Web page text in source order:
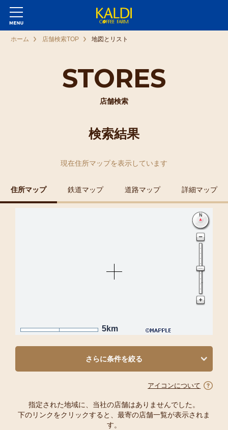
STORES
店舗検索
ホーム 店舗検索TOP 地図とリスト
検索結果
現在住所マップを表示しています
住所マップ 鉄道マップ 道路マップ 詳細マップ
5km
さらに条件を絞る
アイコンについて
指定された地域に、当社の店舗はありませんでした。
下のリンクをクリックすると、最寄の店舗一覧が表示されま
す。